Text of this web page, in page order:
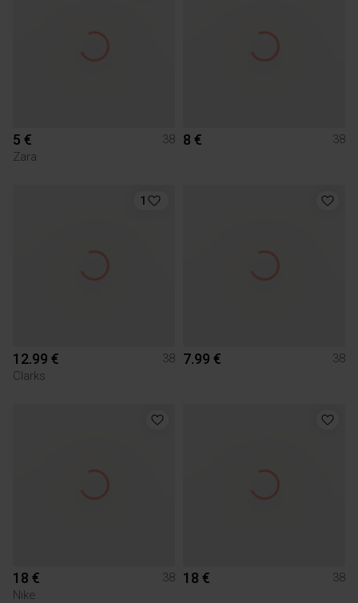
5 €
38
Zara
8 € 38
1
12.99 €
38
Clarks
7.99 € 38
18 €
38
Nike
18 € 38